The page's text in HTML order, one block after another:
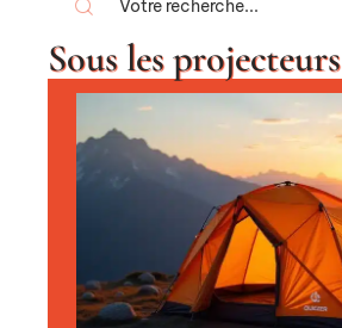
Sous les projecteurs